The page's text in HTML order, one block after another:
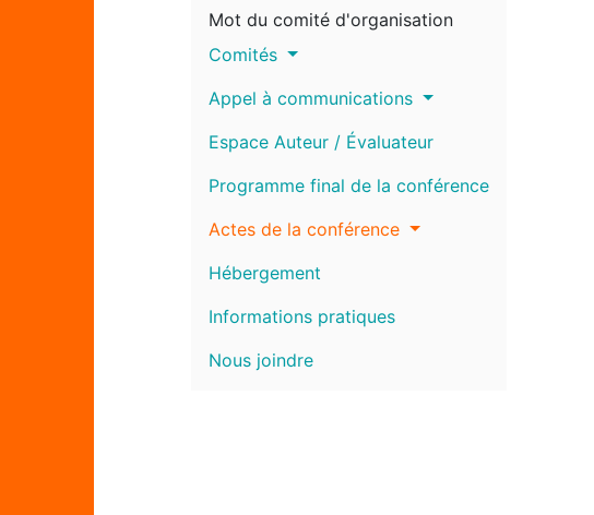
Mot du comité d'organisation
Comités
Appel à communications
Espace Auteur / Évaluateur
Programme final de la conférence
Actes de la conférence
Hébergement
Informations pratiques
Nous joindre